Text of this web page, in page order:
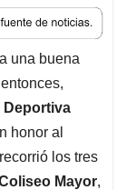
una buena
Deportiva
honor al
los tres
Mayor,